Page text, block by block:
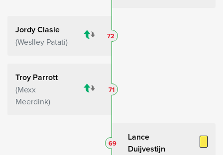
Jordy Clasie
Weslley Patati
72
Troy Parrott
Mexx
Meerdink
71
Lance
Duijvestijn
69